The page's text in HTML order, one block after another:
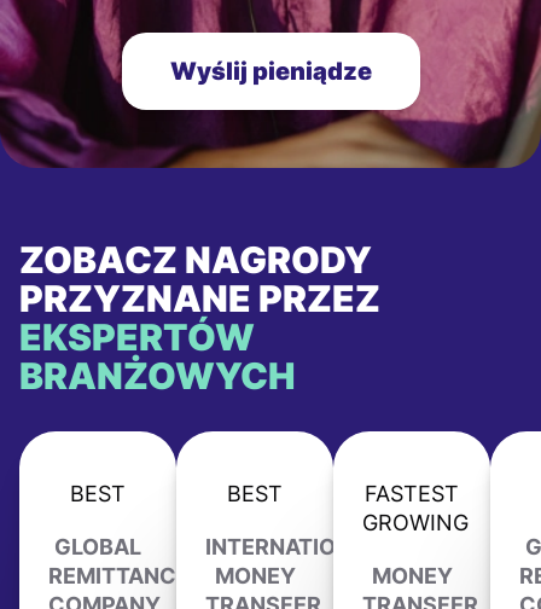
Wyślij pieniądze
ZOBACZ NAGRODY
PRZYZNANE PRZEZ
EKSPERTÓW
BRANŻOWYCH
BEST
GLOBAL
REMITTANCE
BEST
INTERNATIONAL
MONEY
FASTEST
GROWING
MONEY